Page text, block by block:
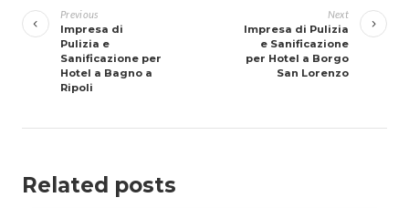
articoli
Previous
Impresa di
Pulizia e
Sanificazione per
Hotel a Bagno a
Ripoli
Next
Impresa di Pulizia
e Sanificazione
per Hotel a Borgo
San Lorenzo
Related posts